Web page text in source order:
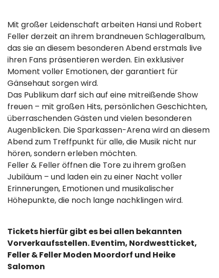
Mit großer Leidenschaft arbeiten Hansi und Robert
Feller derzeit an ihrem brandneuen Schlageralbum,
das sie an diesem besonderen Abend erstmals live
ihren Fans präsentieren werden. Ein exklusiver
Moment voller Emotionen, der garantiert für
Gänsehaut sorgen wird.
Das Publikum darf sich auf eine mitreißende Show
freuen – mit großen Hits, persönlichen Geschichten,
überraschenden Gästen und vielen besonderen
Augenblicken. Die Sparkassen-Arena wird an diesem
Abend zum Treffpunkt für alle, die Musik nicht nur
hören, sondern erleben möchten.
Feller & Feller öffnen die Tore zu ihrem großen
Jubiläum – und laden ein zu einer Nacht voller
Erinnerungen, Emotionen und musikalischer
Höhepunkte, die noch lange nachklingen wird.
Tickets hierfür gibt es bei allen bekannten
Vorverkaufsstellen. Eventim, Nordwestticket,
Feller & Feller Moden Moordorf und Heike
Salomon